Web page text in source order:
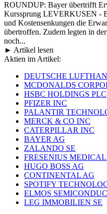
ROUNDUP: Bayer übertrifft
Kurssprung LEVERKUSEN -
und Kostensenkungen die
übertroffen. Zudem legten in
noch...
► Artikel lesen
Aktien im Artikel:
DEUTSCHE
MCDONALDS
HSBC HOLDINGS PLC
PFIZER INC
PALANTIR
MERCK & CO INC
CATERPILLAR INC
BAYER AG
ZALANDO SE
FRESENIUS
HUGO BOSS AG
CONTINENTAL AG
SPOTIFY
ELMOS
LEG IMMOBILIEN SE